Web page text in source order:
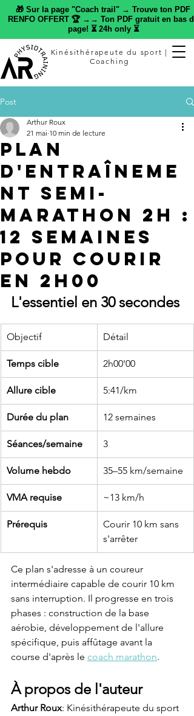
🎁 Sur la page "Coach trail" → Trouve ton PDF
RENFO OFFERT 🏆 →→ Ton PDF gratuit en bas de
page! ⏳ 24h only ⏳
Kinésithérapeute du sport |
Coaching
Post
Plan
d'entraîneme
nt semi-
marathon 2h :
12 semaines
pour courir
en 2h00
Arthur Roux
21 mai 10 min de lecture
L'essentiel en 30 secondes
Objectif Détail
Temps cible 2h00'00
Allure cible 5:41/km
Durée du plan 12 semaines
Séances/semaine 3
Volume hebdo 35–55 km/semaine
VMA requise ~13 km/h
Prérequis
Courir 10 km sans
s'arrêter
Ce plan s'adresse à un coureur
intermédiaire capable de courir 10 km
sans interruption. Il progresse en trois
phases : construction de la base
aérobie, développement de l'allure
spécifique, puis affûtage avant la
course d'après le coach marathon.
À propos de l'auteur
Arthur Roux: Kinésithérapeute du sport